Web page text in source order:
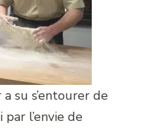
su s’entourer de
par l’envie de